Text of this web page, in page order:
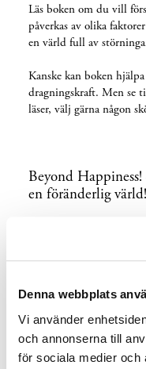
Denna webbplats
Vi använder
och annonserna till
för sociala medier och
Läs boken om du vill
påverkas av olika
en värld full av
Kanske kan boken
dragningskraft. Men se
läser, välj gärna någon
Beyond
en föränderlig värld!
Kanske har du läst
Beyond
and People for Growth
ledare och hur en sådan
för tillväxt och
ser att vi människor
där varje individ
(ME) och sprider sig